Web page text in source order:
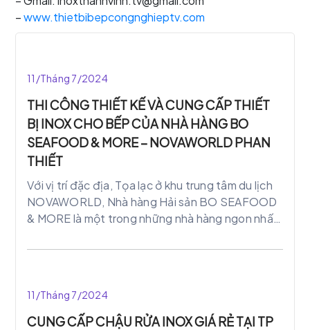
–www.thietbibepcongnghieptv.com
11/Tháng 7/2024
THI CÔNG THIẾT KẾ VÀ CUNG CẤP THIẾT
BỊ INOX CHO BẾP CỦA NHÀ HÀNG BO
SEAFOOD & MORE – NOVAWORLD PHAN
THIẾT
Với vị trí đặc địa, Tọa lạc ở khu trung tâm du lịch
NOVAWORLD, Nhà hàng Hải sản BO SEAFOOD
& MORE là một trong những nhà hàng ngon nhất,
viên phục vụ tận tình.
11/Tháng 7/2024
CUNG CẤP CHẬU RỬA INOX GIÁ RẺ TẠI TP